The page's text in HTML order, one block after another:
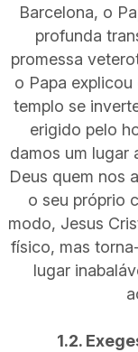
Barcelona, o
profunda
promessa
o Papa
templo se
erigido pelo
damos um lugar
Deus quem nos
o seu próprio
modo, Jesus
físico, mas
lugar
1.2.